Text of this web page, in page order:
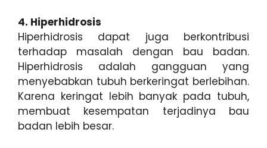
4. Hiperhidrosis
Hiperhidrosis dapat juga berkontribusi
terhadap masalah dengan bau badan.
Hiperhidrosis adalah gangguan yang
menyebabkan tubuh berkeringat berlebihan.
Karena keringat lebih banyak pada tubuh,
membuat kesempatan terjadinya bau
badan lebih besar.